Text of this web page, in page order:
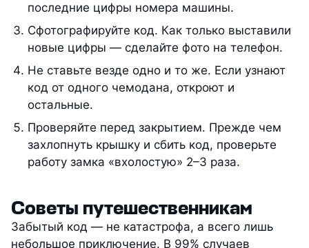
последние цифры номера машины.
Сфотографируйте код. Как только выставили
новые цифры — сделайте фото на телефон.
Не ставьте везде одно и то же. Если узнают
код от одного чемодана, откроют и
остальные.
Проверяйте перед закрытием. Прежде чем
захлопнуть крышку и сбить код, проверьте
работу замка «вхолостую» 2–3 раза.
Советы путешественникам
Забытый код — не катастрофа, а всего лишь
небольшое приключение. В 99% случаев